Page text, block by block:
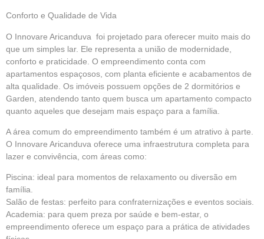
Conforto e Qualidade de Vida
O Innovare Aricanduva foi projetado para oferecer muito mais do
que um simples lar. Ele representa a união de modernidade,
conforto e praticidade. O empreendimento conta com
apartamentos espaçosos, com planta eficiente e acabamentos de
alta qualidade. Os imóveis possuem opções de 2 dormitórios e
Garden, atendendo tanto quem busca um apartamento compacto
quanto aqueles que desejam mais espaço para a família.
A área comum do empreendimento também é um atrativo à parte.
O Innovare Aricanduva oferece uma infraestrutura completa para
lazer e convivência, com áreas como:
Piscina: ideal para momentos de relaxamento ou diversão em
família.
Salão de festas: perfeito para confraternizações e eventos sociais.
Academia: para quem preza por saúde e bem-estar, o
empreendimento oferece um espaço para a prática de atividades